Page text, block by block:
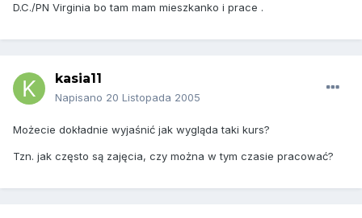
D.C./PN Virginia bo tam mam mieszkanko i prace .
kasia11
Napisano 20 Listopada 2005
Możecie dokładnie wyjaśnić jak wygląda taki kurs?
Tzn. jak często są zajęcia, czy można w tym czasie pracować?